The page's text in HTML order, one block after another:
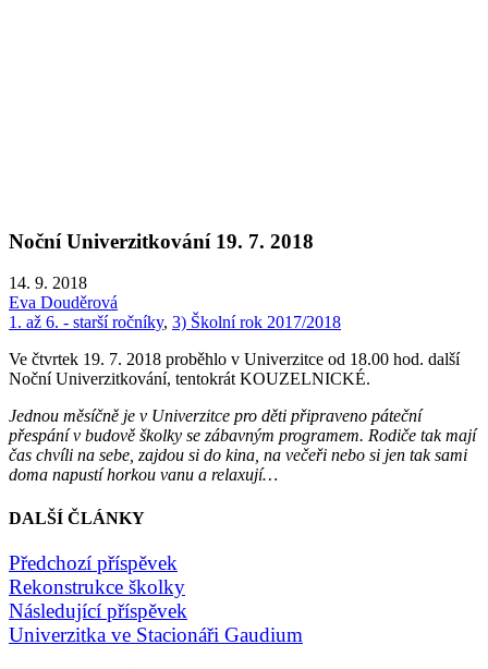
Noční Univerzitkování 19. 7. 2018
14. 9. 2018
Eva Douděrová
1. až 6. - starší ročníky, 3) Školní rok 2017/2018
Ve čtvrtek 19. 7. 2018 proběhlo v Univerzitce od 18.00 hod. další
Noční Univerzitkování, tentokrát KOUZELNICKÉ.
Jednou měsíčně je v Univerzitce pro děti připraveno páteční
přespání v budově školky se zábavným programem. Rodiče tak mají
čas chvíli na sebe, zajdou si do kina, na večeři nebo si jen tak sami
doma napustí horkou vanu a relaxují…
DALŠÍ ČLÁNKY
Předchozí příspěvek
Rekonstrukce školky
Následující příspěvek
Univerzitka ve Stacionáři Gaudium